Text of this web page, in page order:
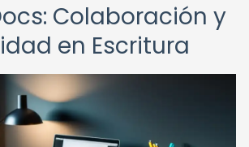
Colaboración y
en Escritura